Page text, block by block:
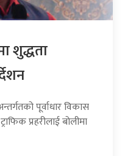
शुद्धता
पूर्वाधार विकास
प्रहरीलाई बोलीमा